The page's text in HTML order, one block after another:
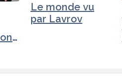
Le monde vu
par Lavrov